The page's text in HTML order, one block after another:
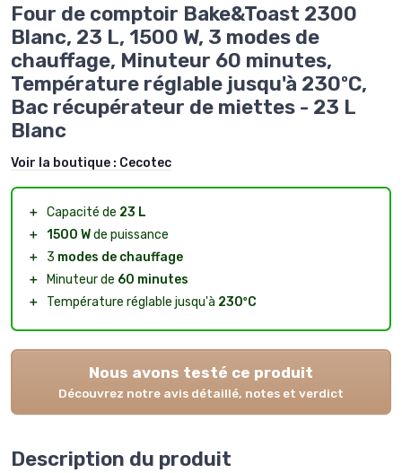
Four de comptoir Bake&Toast 2300
Blanc, 23 L, 1500 W, 3 modes de
chauffage, Minuteur 60 minutes,
Température réglable jusqu'à 230ºC,
Bac récupérateur de miettes - 23 L
Blanc
Voir la boutique : Cecotec
＋ Capacité de 23 L
＋ 1500 Wde puissance
＋
3 modes de chauffage
＋
Minuteur de 60 minutes
＋
Température réglable jusqu'à 230ºC
Nous avons testé ce produit
Découvrez notre avis détaillé, notes et verdict
Description du produit